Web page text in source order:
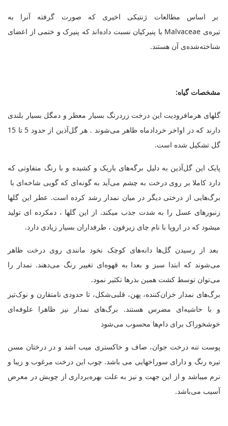
بر اساس مطالعات ژنتیکی اخیر‌‌ی که صورت گرفته آنرا به
تیره‌ی Malvaceae یا پنیرکیان نسبت داده‌اند که پنیرک و ختمی از اعضای
شناخته‌شده‌ی آن هستند.
مشخصات گیاه:
گلهای هرمافرودیت این درخت زردرنگ بسیار معطر و دمگل بسیار بلندی
دارند که در اواخر خردادماه ظاهر می‌شوند . هر گل‌آذین از حدود 5 تا 15
گل تشکیل شده است.
پایک این گل‌آذین به دلیل برگه‌های باریک و کشیده‌ و با رنگ متفاوتی که
دارد کاملا بر روی درخت به چشم می‌آید به گونه‌ای که گویی شاخه‌ای با
برگ‌هایی از درختی دیگر در میان نمدار رشد کرده است. عطر این گلها
زنبورهای عسل را به شدت جذب میکند. از این گلها ، دمکرده ای تولید
میشود که در اروپا با نام چای زیرفون ، طرفداران بسیار زیادی دارد.
بعد از رسیدن گل‌ها دانه‌های کوچک نخود مانندی روی درخت ظاهر
می‌شوند که ابتدا سبز و بعدا به قهوه‌ای تغییر رنگ می‌دهند. نمدار را
می‌توان توسط کشت همین بذرها تکثیر نمود.
برگ‌های نمدار خزان‌کننده، پهن، قلبی‌شکل، تا حدودی نامتقارن و نوک‌تیز
و با حاشیه‌ای مضرس هستند. برگ‌های نمدار نیز ظاهرا علوفه‌ای
خوشخوراک برای دام‌ها محسوب می‌شود
پوست تنه درخت جوان، صاف و خاکستری میب اشد و در درختان مسن
تیره رنگ و دارای سوراخهایی می باشد. چوب این درخت مرغوب و زیبا و
نرم میباشد و از این جهت و نیز به علت بهره‌برداری از چوبش در معرض
آسیب می‌باشد.